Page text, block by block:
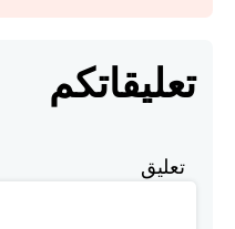
تعليقاتكم
تعليق